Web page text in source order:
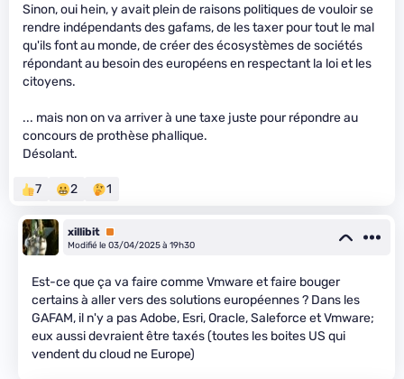
Sinon, oui hein, y avait plein de raisons politiques de vouloir se
rendre indépendants des gafams, de les taxer pour tout le mal
qu'ils font au monde, de créer des écosystèmes de sociétés
répondant au besoin des européens en respectant la loi et les
citoyens.
... mais non on va arriver à une taxe juste pour répondre au
concours de prothèse phallique.
Désolant.
7 2 1
xillibit Premium
Modifié le 03/04/2025 à 19h30
Est-ce que ça va faire comme Vmware et faire bouger
certains à aller vers des solutions européennes ? Dans les
GAFAM, il n'y a pas Adobe, Esri, Oracle, Saleforce et Vmware;
eux aussi devraient être taxés (toutes les boites US qui
vendent du cloud ne Europe)